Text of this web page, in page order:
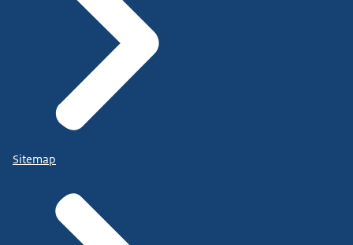
Sitemap